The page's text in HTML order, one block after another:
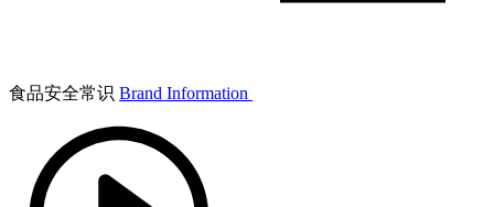
食品安全常识 Brand Information